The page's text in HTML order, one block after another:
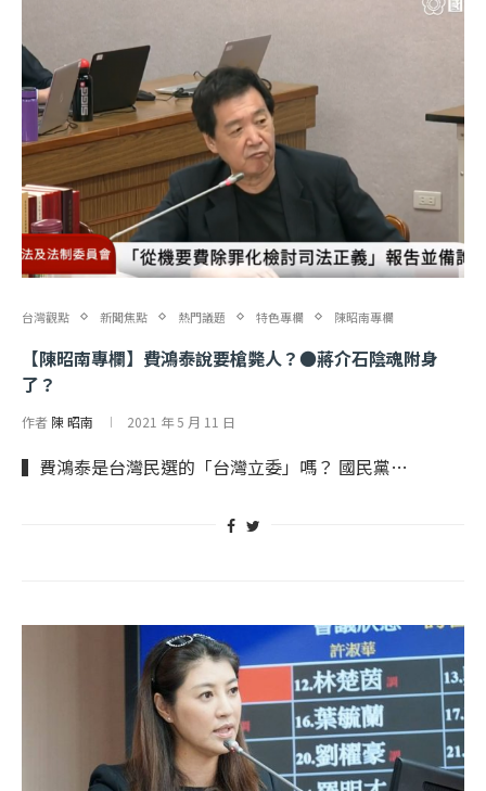
台灣觀點 新聞焦點 熱門議題 特色專欄 陳昭南專欄
【陳昭南專欄】費鴻泰說要槍斃人？●蔣介石陰魂附身
了？
作者 陳 昭南 2021 年 5 月 11 日
▍費鴻泰是台灣民選的「台灣立委」嗎？ 國民黨…